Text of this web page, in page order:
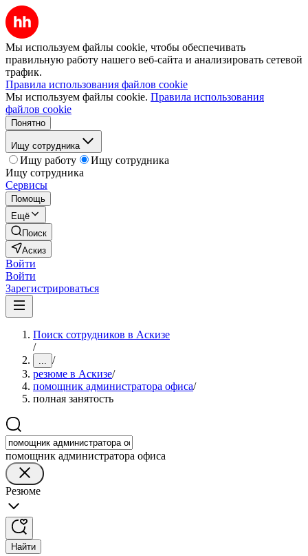
Мы используем файлы cookie, чтобы обеспечивать
правильную работу нашего веб-сайта и анализировать сетевой
трафик.
Правила использования файлов cookie
Мы используем файлы cookie. Правила использования
файлов cookie
Понятно
Ищу сотрудника
Ищу работу
Ищу сотрудника
Ищу сотрудника
Сервисы
Помощь
Ещё
Поиск
Аскиз
Войти
Войти
Зарегистрироваться
Поиск сотрудников в Аскизе
/
... /
резюме в Аскизе/
помощник администратора офиса/
полная занятость
помощник администратора офиса
Резюме
Найти